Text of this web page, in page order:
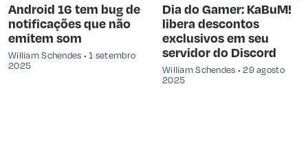
Android 16 tem bug de
notificações que não
emitem som
William Schendes
1 setembro
2025
Dia do Gamer: KaBuM!
libera descontos
exclusivos em seu
servidor do Discord
William Schendes
29 agosto
2025